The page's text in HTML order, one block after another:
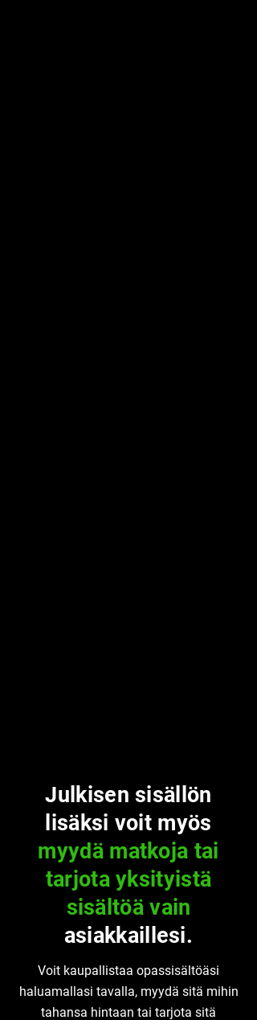
Julkisen sisällön
lisäksi voit myös
myydä matkoja tai
tarjota yksityistä
sisältöä vain
asiakkaillesi.
Voit kaupallistaa opassisältöäsi
haluamallasi tavalla, myydä sitä mihin
tahansa hintaan tai tarjota sitä